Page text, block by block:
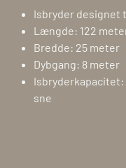
Isbryder designet
Længde: 122
Bredde: 25 meter
Dybgang: 8 meter
Isbryderkapacitet:
sne